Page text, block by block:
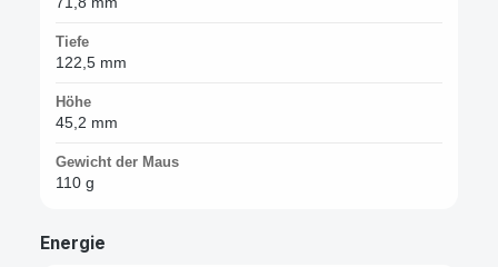
Tiefe
122,5 mm
Höhe
45,2 mm
Gewicht der Maus
110 g
Energie